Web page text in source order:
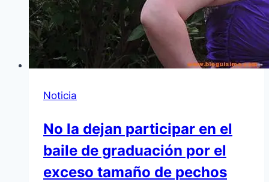
Noticia
No la dejan participar en el
baile de graduación por el
exceso tamaño de pechos